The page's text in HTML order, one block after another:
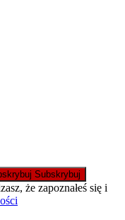
Subskrybuj
że zapoznałeś się i